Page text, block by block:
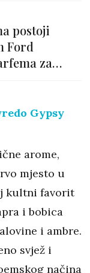
postoji
Ford
za
Gypsy
arome,
mjesto u
kultni favorit
i bobica
i ambre.
svjež i
načina